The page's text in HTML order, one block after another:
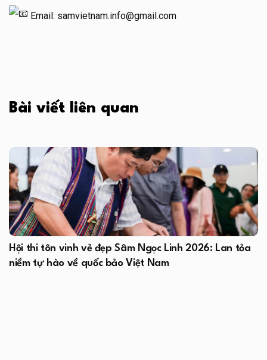
Email: samvietnam.info@gmail.com
Bài viết liên quan
Hội thi tôn vinh vẻ đẹp Sâm Ngọc Linh 2026: Lan tỏa
niềm tự hào về quốc bảo Việt Nam